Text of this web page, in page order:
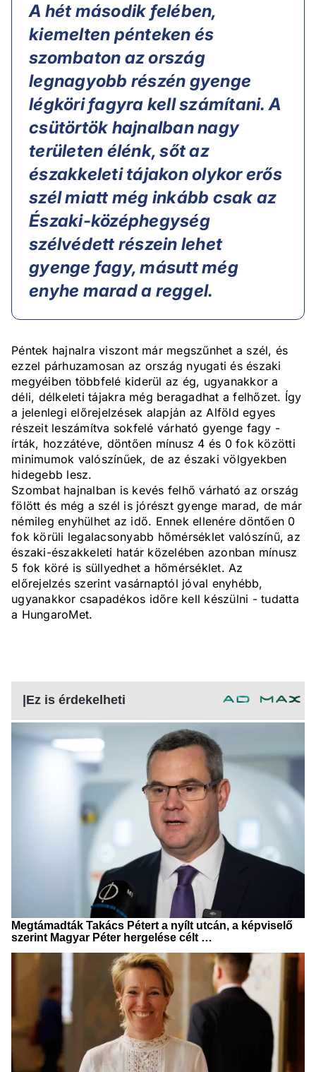
A hét második felében,
kiemelten pénteken és
szombaton az ország
legnagyobb részén gyenge
légköri fagyra kell számítani. A
csütörtök hajnalban nagy
területen élénk, sőt az
északkeleti tájakon olykor erős
szél miatt még inkább csak az
Északi-középhegység
szélvédett részein lehet
gyenge fagy, másutt még
enyhe marad a reggel.
Péntek hajnalra viszont már megszűnhet a szél, és
ezzel párhuzamosan az ország nyugati és északi
megyéiben többfelé kiderül az ég, ugyanakkor a
déli, délkeleti tájakra még beragadhat a felhőzet. Így
a jelenlegi előrejelzések alapján az Alföld egyes
részeit leszámítva sokfelé várható gyenge fagy -
írták, hozzátéve, döntően mínusz 4 és 0 fok közötti
minimumok valószínűek, de az északi völgyekben
hidegebb lesz.
Szombat hajnalban is kevés felhő várható az ország
fölött és még a szél is jórészt gyenge marad, de már
némileg enyhülhet az idő. Ennek ellenére döntően 0
fok körüli legalacsonyabb hőmérséklet valószínű, az
északi-északkeleti határ közelében azonban mínusz
5 fok köré is süllyedhet a hőmérséklet. Az
előrejelzés szerint vasárnaptól jóval enyhébb,
ugyanakkor csapadékos időre kell készülni - tudatta
a HungaroMet.